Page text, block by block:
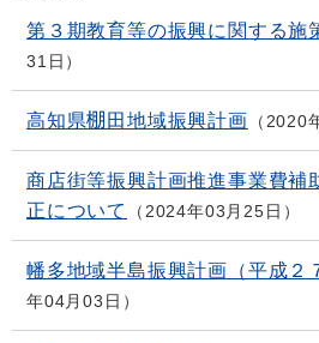
第３期教育等の振興に関する施
31日
高知県棚田地域振興計画 2020
商店街等振興計画推進事業費補
正について
2024年03月25日
幡多地域半島振興計画（平成２
年04月03日